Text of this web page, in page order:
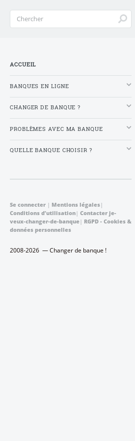
Changer de banque !
Livret épargne :
Taux boosté
chez Fortuneo
NOUVELLE OFFRE ASSORTIE
BIENVENUE POUR LES
ÉQUIPÉS DU LIVRET ÉPARGNE
FORTUNEO BANQUE : 50 €
BÉNÉFICIANT D’UN TAUX
Postez votre
remarque...
Votre message n'apparaîtra qu'après
Ce champ n'accepte pas les liens
FranceTransactions.com (hormis
ACCUEIL
BANQUES EN LIGNE
CHANGER DE BANQUE ?
PROBLÈMES AVEC MA BANQUE
QUELLE BANQUE CHOISIR ?
Se connecter | Mentions légales|
Conditions d’utilisation| Contacter je-
veux-changer-de-banque| RGPD - Cookies &
données personnelles
2008-2026 — Changer de banque !